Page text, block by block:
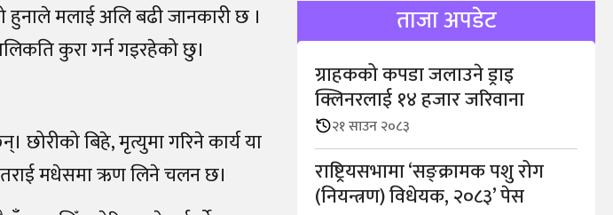
मलाई अलि बढी जानकारी छ ।
कुरा गर्न गइरहेको छु।
बिहे, मृत्युमा गरिने कार्य या
तराई मधेसमा ऋण लिने चलन छ।
ताजा अपडेट
ग्राहकको कपडा जलाउने ड्राइ
क्लिनरलाई १४ हजार जरिवाना
२१ साउन २०८३
राष्ट्रियसभामा ‘सङ्क्रामक पशु रोग
(नियन्त्रण) विधेयक, २०८३’ पेस